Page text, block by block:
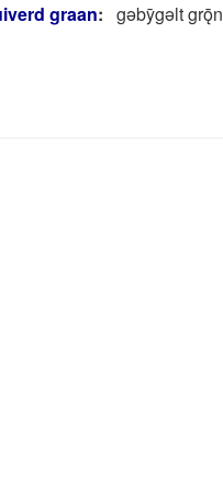
graan: gǝbȳgǝlt grǭn